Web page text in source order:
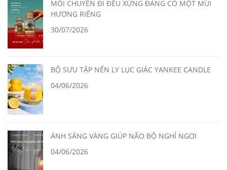
MỖI CHUYẾN ĐI ĐỀU XỨNG ĐÁNG CÓ MỘT MÙI
HƯƠNG RIÊNG
30/07/2026
BỘ SƯU TẬP NẾN LY LỤC GIÁC YANKEE CANDLE
04/06/2026
ÁNH SÁNG VÀNG GIÚP NÃO BỘ NGHỈ NGƠI
04/06/2026